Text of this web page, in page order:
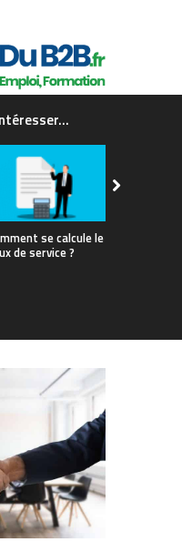
se calcule le
de service ?